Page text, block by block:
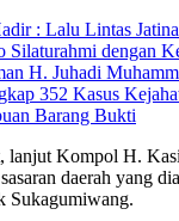
: Lalu Lintas
Silaturahmi dengan
H. Juhadi
352 Kasus
Barang Bukti
lanjut Kompol H.
daerah yang
Sukagumiwang.